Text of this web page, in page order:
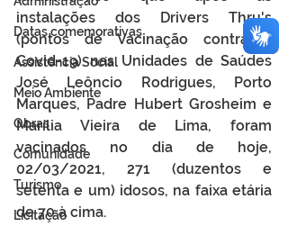
Datas comemorativas
Assistência Social
Meio Ambiente
Obras
Comunidade
Turismo
Licitação
instalações dos Drivers Thru's
(pontos de Vacinação contra a
Covid-19) nas Unidades de Saúdes
José Leôncio Rodrigues, Porto
Marques, Padre Hubert Grosheim e
Marília Vieira de Lima, foram
vacinados no dia de hoje,
02/03/2021, 271 (duzentos e
setenta e um) idosos, na faixa etária
de 70 à cima.